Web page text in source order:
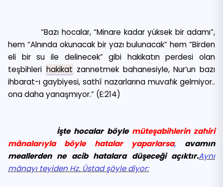
“Bazı hocalar, “Minare kadar yüksek bir adamı”,
hem “Alnında okunacak bir yazı bulunacak” hem “Birden
eli bir su ile delinecek” gibi hakikatın perdesi olan
teşbihleri hakikat zannetmek bahanesiyle, Nur’un bazı
ihbarat-ı gaybiyesi, sathî nazarlarına muvafık gelmiyor..
ona daha yanaşmıyor.” (E:214)
İşte hocalar böylemüteşabihlerin zahiri
mânalarıyla böyle hatalar yaparlarsa, avamın
meallerden ne acib hatalara düşeceği açıktır.Aynı
mânayı teyiden Hz. Üstad şöyle diyor: